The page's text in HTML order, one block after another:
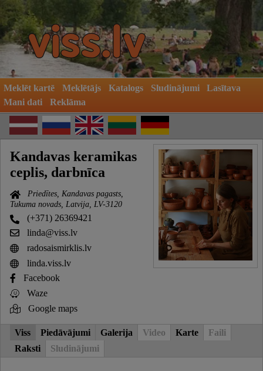
Meklēt kartē Meklētājs Katalogs Sludinājumi
Lasītava
Mani dati
Reklāma
Kandavas keramikas
ceplis, darbnīca
Priedītes, Kandavas pagasts,
Tukuma novads, Latvija, LV-3120
(+371) 26369421
linda@viss.lv
radosaismirklis.lv
linda.viss.lv
Facebook
Waze
Google maps
Viss Piedāvājumi Galerija Video Karte
Faili
Raksti
Sludinājumi